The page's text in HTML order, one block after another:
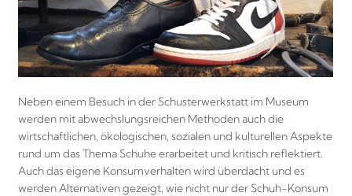
Neben einem Besuch in der Schusterwerkstatt im Museum
werden mit abwechslungsreichen Methoden auch die
wirtschaftlichen, ökologischen, sozialen und kulturellen Aspekte
rund um das Thema Schuhe erarbeitet und kritisch reflektiert.
Auch das eigene Konsumverhalten wird überdacht und es
werden Alternativen gezeigt, wie nicht nur der Schuh-Konsum